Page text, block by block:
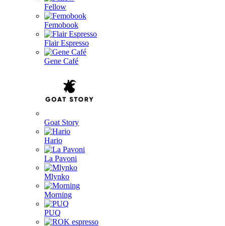
Fellow
Femobook
Flair Espresso
Gene Café
Goat Story
Hario
La Pavoni
Mlynko
Morning
PUQ